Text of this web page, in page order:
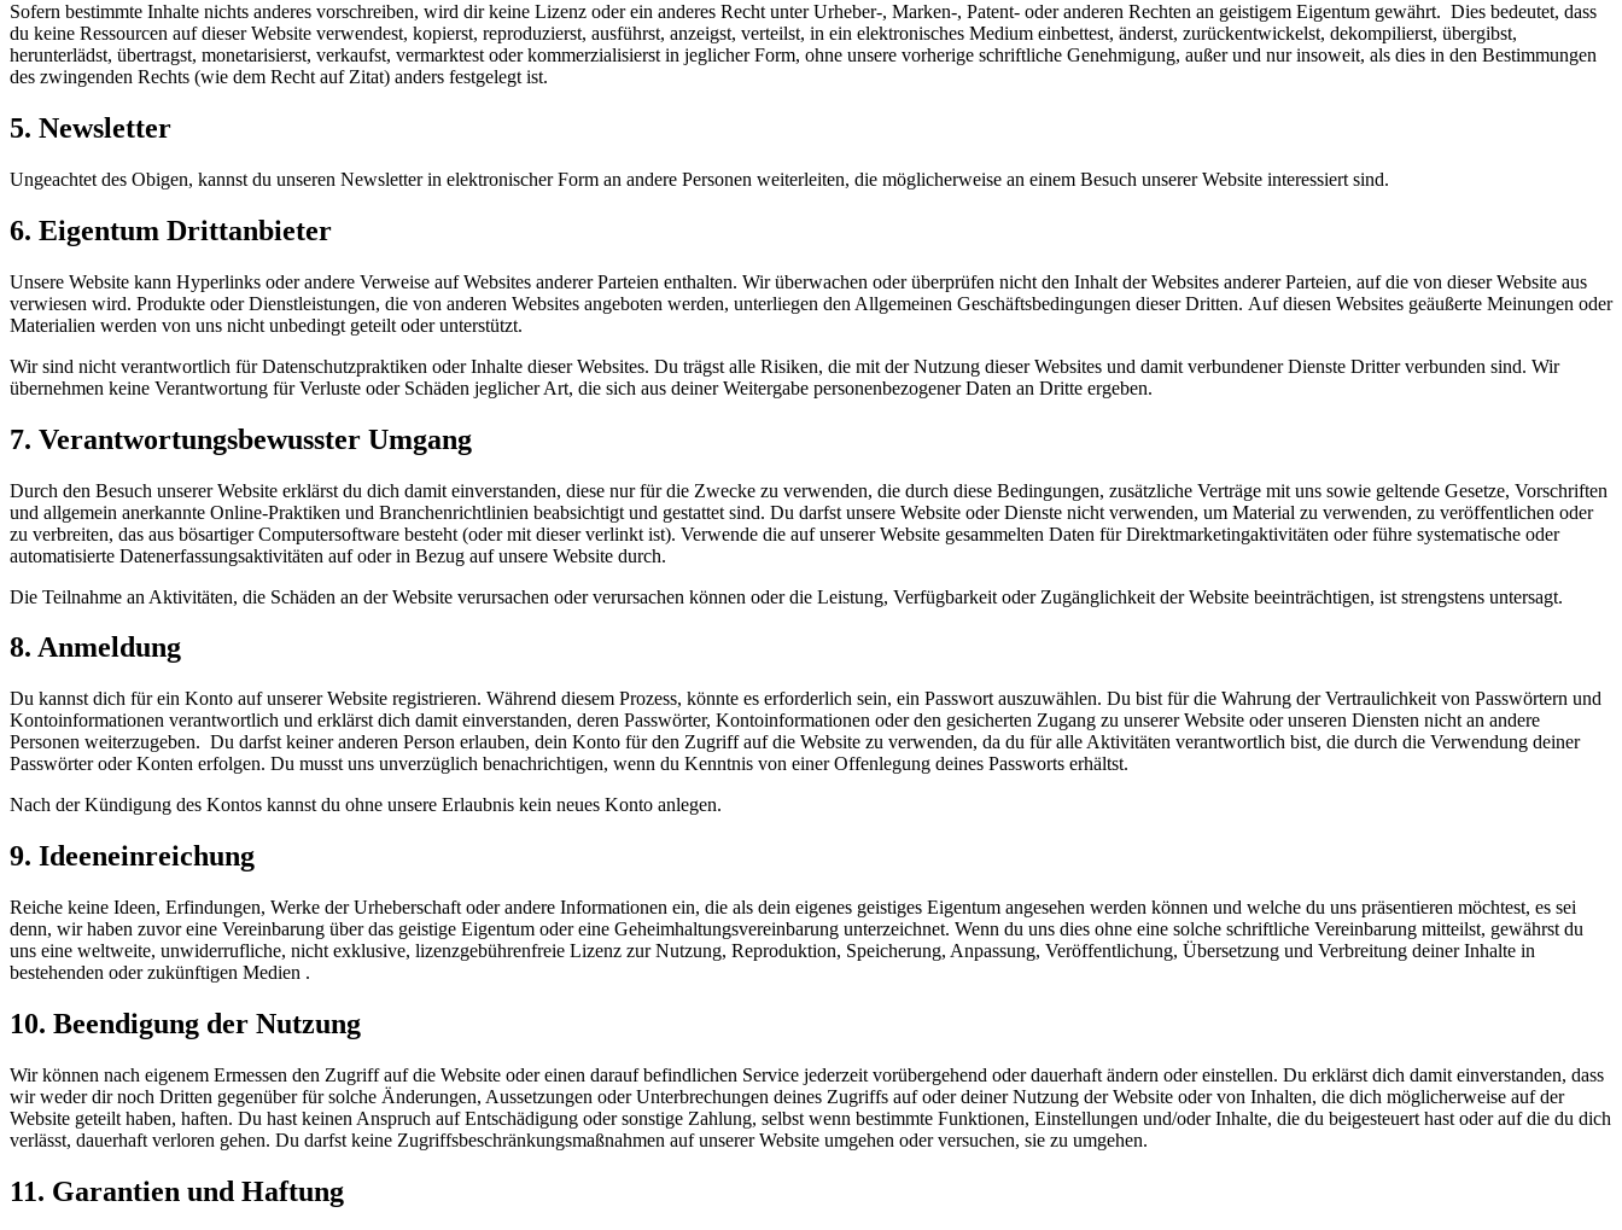
Sofern bestimmte Inhalte nichts anderes vorschreiben, wird dir keine Lizenz oder ein anderes Recht unter Urheber-, Marken-, Patent- oder anderen Rechten an geistigem Eigentum gewährt. Dies bedeutet, dass
du keine Ressourcen auf dieser Website verwendest, kopierst, reproduzierst, ausführst, anzeigst, verteilst, in ein elektronisches Medium einbettest, änderst, zurückentwickelst, dekompilierst, übergibst,
herunterlädst, übertragst, monetarisierst, verkaufst, vermarktest oder kommerzialisierst in jeglicher Form, ohne unsere vorherige schriftliche Genehmigung, außer und nur insoweit, als dies in den Bestimmungen
des zwingenden Rechts (wie dem Recht auf Zitat) anders festgelegt ist.
5. Newsletter
Ungeachtet des Obigen, kannst du unseren Newsletter in elektronischer Form an andere Personen weiterleiten, die möglicherweise an einem Besuch unserer Website interessiert sind.
6. Eigentum Drittanbieter
Unsere Website kann Hyperlinks oder andere Verweise auf Websites anderer Parteien enthalten. Wir überwachen oder überprüfen nicht den Inhalt der Websites anderer Parteien, auf die von dieser Website aus
verwiesen wird. Produkte oder Dienstleistungen, die von anderen Websites angeboten werden, unterliegen den Allgemeinen Geschäftsbedingungen dieser Dritten. Auf diesen Websites geäußerte Meinungen oder
Materialien werden von uns nicht unbedingt geteilt oder unterstützt.
Wir sind nicht verantwortlich für Datenschutzpraktiken oder Inhalte dieser Websites. Du trägst alle Risiken, die mit der Nutzung dieser Websites und damit verbundener Dienste Dritter verbunden sind. Wir
übernehmen keine Verantwortung für Verluste oder Schäden jeglicher Art, die sich aus deiner Weitergabe personenbezogener Daten an Dritte ergeben.
7. Verantwortungsbewusster Umgang
Durch den Besuch unserer Website erklärst du dich damit einverstanden, diese nur für die Zwecke zu verwenden, die durch diese Bedingungen, zusätzliche Verträge mit uns sowie geltende Gesetze, Vorschriften
und allgemein anerkannte Online-Praktiken und Branchenrichtlinien beabsichtigt und gestattet sind. Du darfst unsere Website oder Dienste nicht verwenden, um Material zu verwenden, zu veröffentlichen oder
zu verbreiten, das aus bösartiger Computersoftware besteht (oder mit dieser verlinkt ist). Verwende die auf unserer Website gesammelten Daten für Direktmarketingaktivitäten oder führe systematische oder
automatisierte Datenerfassungsaktivitäten auf oder in Bezug auf unsere Website durch.
Die Teilnahme an Aktivitäten, die Schäden an der Website verursachen oder verursachen können oder die Leistung, Verfügbarkeit oder Zugänglichkeit der Website beeinträchtigen, ist strengstens untersagt.
8. Anmeldung
Du kannst dich für ein Konto auf unserer Website registrieren. Während diesem Prozess, könnte es erforderlich sein, ein Passwort auszuwählen. Du bist für die Wahrung der Vertraulichkeit von Passwörtern und
Kontoinformationen verantwortlich und erklärst dich damit einverstanden, deren Passwörter, Kontoinformationen oder den gesicherten Zugang zu unserer Website oder unseren Diensten nicht an andere
Personen weiterzugeben. Du darfst keiner anderen Person erlauben, dein Konto für den Zugriff auf die Website zu verwenden, da du für alle Aktivitäten verantwortlich bist, die durch die Verwendung deiner
Passwörter oder Konten erfolgen. Du musst uns unverzüglich benachrichtigen, wenn du Kenntnis von einer Offenlegung deines Passworts erhältst.
Nach der Kündigung des Kontos kannst du ohne unsere Erlaubnis kein neues Konto anlegen.
9. Ideeneinreichung
Reiche keine Ideen, Erfindungen, Werke der Urheberschaft oder andere Informationen ein, die als dein eigenes geistiges Eigentum angesehen werden können und welche du uns präsentieren möchtest, es sei
denn, wir haben zuvor eine Vereinbarung über das geistige Eigentum oder eine Geheimhaltungsvereinbarung unterzeichnet. Wenn du uns dies ohne eine solche schriftliche Vereinbarung mitteilst, gewährst du
uns eine weltweite, unwiderrufliche, nicht exklusive, lizenzgebührenfreie Lizenz zur Nutzung, Reproduktion, Speicherung, Anpassung, Veröffentlichung, Übersetzung und Verbreitung deiner Inhalte in
bestehenden oder zukünftigen Medien .
10. Beendigung der Nutzung
Wir können nach eigenem Ermessen den Zugriff auf die Website oder einen darauf befindlichen Service jederzeit vorübergehend oder dauerhaft ändern oder einstellen. Du erklärst dich damit einverstanden, dass
wir weder dir noch Dritten gegenüber für solche Änderungen, Aussetzungen oder Unterbrechungen deines Zugriffs auf oder deiner Nutzung der Website oder von Inhalten, die dich möglicherweise auf der
Website geteilt haben, haften. Du hast keinen Anspruch auf Entschädigung oder sonstige Zahlung, selbst wenn bestimmte Funktionen, Einstellungen und/oder Inhalte, die du beigesteuert hast oder auf die du dich
verlässt, dauerhaft verloren gehen. Du darfst keine Zugriffsbeschränkungsmaßnahmen auf unserer Website umgehen oder versuchen, sie zu umgehen.
11. Garantien und Haftung